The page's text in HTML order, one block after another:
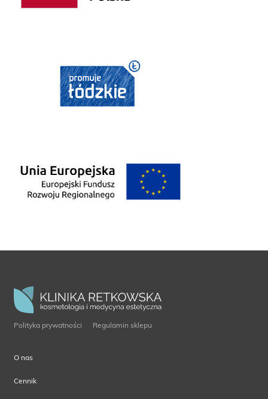
Polityka prywatności Regulamin sklepu
O nas
Cennik